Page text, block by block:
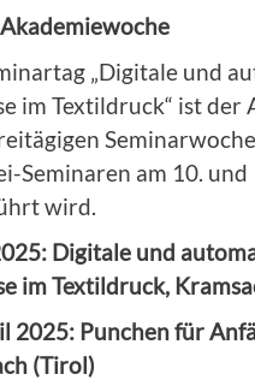
„Digitale und
im Textildruck“ ist der
Seminaren am 10. und
wird.
Digitale und
im Textildruck,
2025: Punchen für
(Tirol)